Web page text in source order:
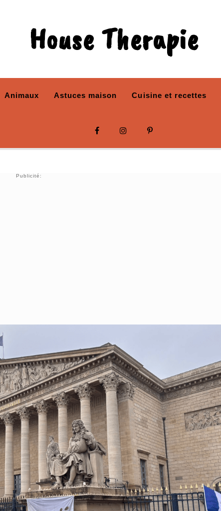
House Therapie
Animaux Astuces maison Cuisine et recettes
Publicité: